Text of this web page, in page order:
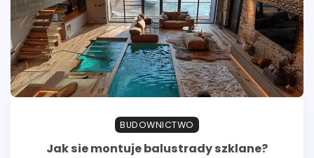
BUDOWNICTWO
Jak sie montuje balustrady szklane?